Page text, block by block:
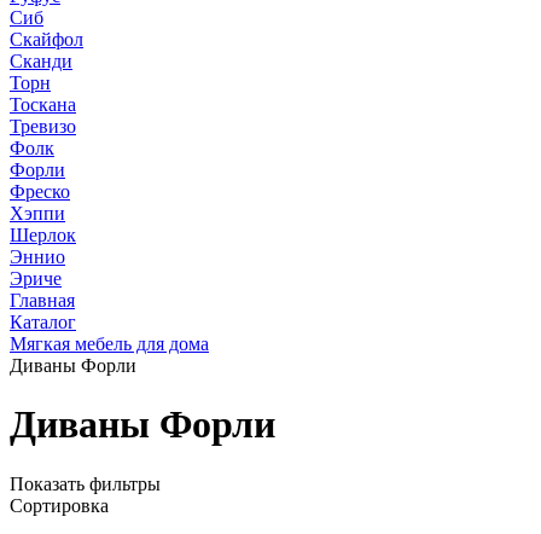
Сиб
Скайфол
Сканди
Торн
Тоскана
Тревизо
Фолк
Форли
Фреско
Хэппи
Шерлок
Эннио
Эриче
Главная
Каталог
Мягкая мебель для дома
Диваны Форли
Диваны Форли
Показать фильтры
Сортировка